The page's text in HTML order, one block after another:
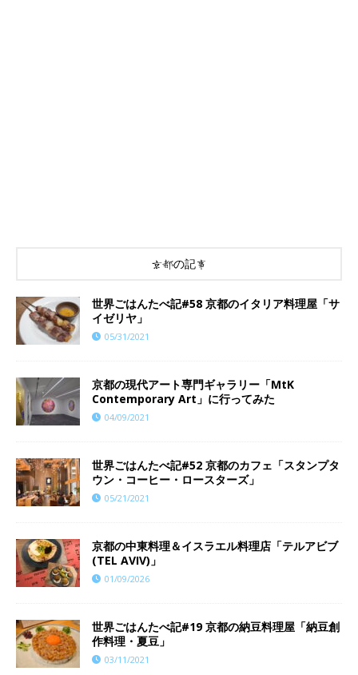
京都の記事
世界ごはんたべ記#58 京都のイタリア料理屋「サ
イゼリヤ」
05/31/2021
京都の現代アート専門ギャラリー「MtK
Contemporary Art」に行ってみた
04/09/2021
世界ごはんたべ記#52 京都のカフェ「スタンプタ
ウン・コーヒー・ロースターズ」
05/21/2021
京都の中東料理＆イスラエル料理店「テルアビブ
(TEL AVIV)」
01/09/2026
世界ごはんたべ記#19 京都の納豆料理屋「納豆創
作料理・夏豆」
03/11/2021